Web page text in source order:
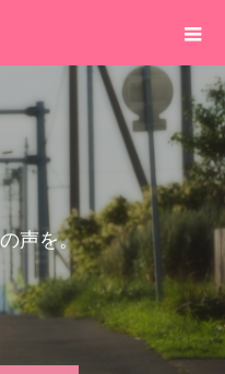
の声を。